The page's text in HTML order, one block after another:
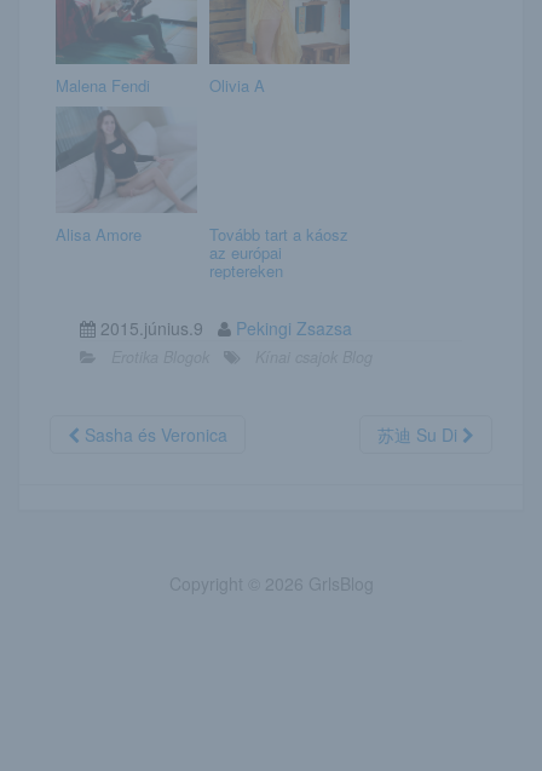
Malena Fendi Olivia A
Alisa Amore Tovább tart a káosz
az európai
reptereken
2015.június.9 Pekingi Zsazsa
Sasha és Veronica 苏迪 Su Di